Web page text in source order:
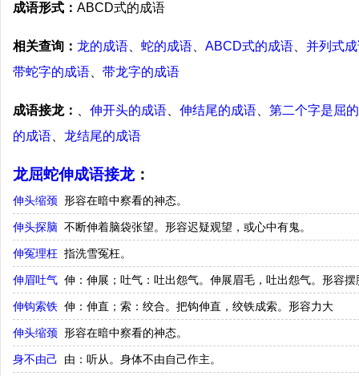
成语形式： ABCD式的成语
相关查询： 龙的成语 蛇的成语 ABCD式的成语
并列式
带蛇字的成语
带龙字的成语
成语接龙： 伸开头的成语 伸结尾的成语
第二个字是屈
的成语
龙结尾的成语
龙屈蛇伸成语接龙：
伸头缩颈 形容在暗中察看的神态。
伸头探脑 不断伸着脑袋张望。形容迟疑观望，或心中有鬼。
伸冤理枉 指洗雪冤枉。
伸眉吐气 伸：伸展；吐气：吐出怨气。伸展眉毛，吐出怨气。形容
伸钩索铁 伸：伸直；索：绞合。把钩伸直，绞铁成索。形容力大
伸头缩颈 形容在暗中察看的神态。
身不由己 由：听从。身体不由自己作主。